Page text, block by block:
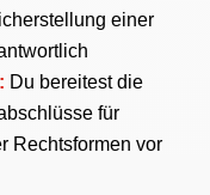
einer
Du bereitest die
für
Rechtsformen vor